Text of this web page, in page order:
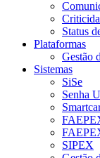
Status
Plataformas
Gestão
Sistemas
SiSe
Senha
SIPEX